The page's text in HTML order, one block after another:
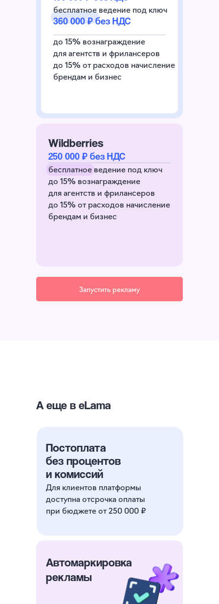
Запустить рекламу
бесплатное ведение под ключ
360 000 ₽ без НДС
до 15% вознаграждение
для агентств и фрилансеров
до 15% от расходов начисление
брендам и бизнес
Wildberries
250 000 ₽ без НДС
бесплатное ведение под ключ
до 15% вознаграждение
для агентств и фрилансеров
до 15% от расходов начисление
брендам и бизнес
Автомаркировка
рекламы
А еще в eLama
Постоплата
без процентов
и комиссий
Для клиентов платформы
доступна отсрочка оплаты
при бюджете от 250 000 ₽